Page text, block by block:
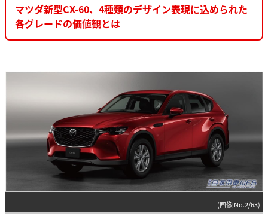
マツダ新型CX-60、4種類のデザイン表現に込められた
各グレードの価値観とは
(画像 No.2/63)